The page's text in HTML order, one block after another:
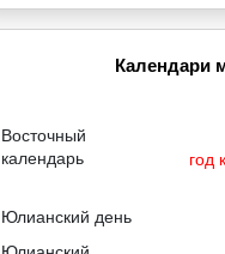
Календари
Восточный
календарь
год
Юлианский день